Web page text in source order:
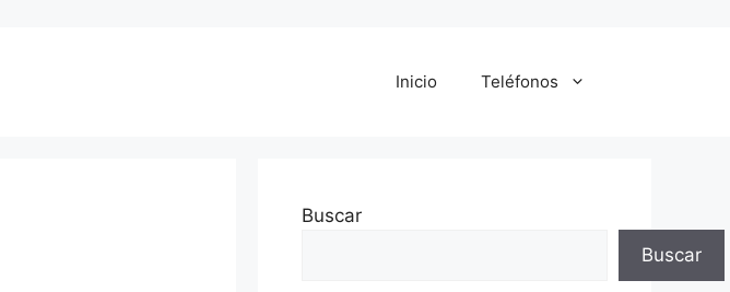
Inicio Teléfonos
Buscar
Buscar